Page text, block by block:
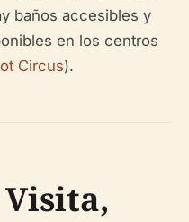
baños accesibles y
en los centros
Circus).